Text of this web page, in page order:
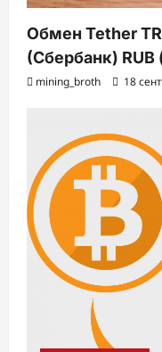
Обмен Tether
(Сбербанк) RUB
mining_broth 18